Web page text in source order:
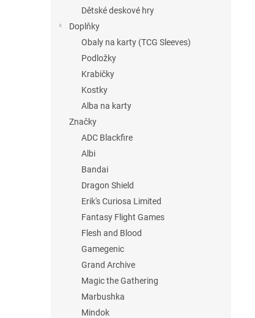
Dětské deskové hry
Doplňky
Obaly na karty (TCG Sleeves)
Podložky
Krabičky
Kostky
Alba na karty
Značky
ADC Blackfire
Albi
Bandai
Dragon Shield
Erik's Curiosa Limited
Fantasy Flight Games
Flesh and Blood
Gamegenic
Grand Archive
Magic the Gathering
Marbushka
Mindok